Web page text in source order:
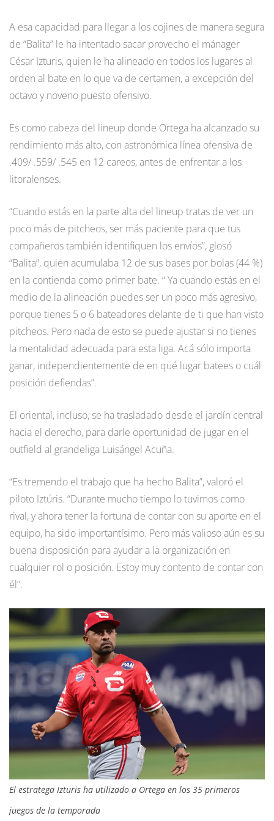
A esa capacidad para llegar a los cojines de manera segura
de “Balita” le ha intentado sacar provecho el mánager
César Izturis, quien le ha alineado en todos los lugares al
orden al bate en lo que va de certamen, a excepción del
octavo y noveno puesto ofensivo.
Es como cabeza del lineup donde Ortega ha alcanzado su
rendimiento más alto, con astronómica línea ofensiva de
.409/ .559/ .545 en 12 careos, antes de enfrentar a los
litoralenses.
“Cuando estás en la parte alta del lineup tratas de ver un
poco más de pitcheos, ser más paciente para que tus
compañeros también identifiquen los envíos”, glosó
“Balita”, quien acumulaba 12 de sus bases por bolas (44 %)
en la contienda como primer bate. “ Ya cuando estás en el
medio de la alineación puedes ser un poco más agresivo,
porque tienes 5 o 6 bateadores delante de ti que han visto
pitcheos. Pero nada de esto se puede ajustar si no tienes
la mentalidad adecuada para esta liga. Acá sólo importa
ganar, independientemente de en qué lugar batees o cuál
posición defiendas”.
El oriental, incluso, se ha trasladado desde el jardín central
hacia el derecho, para darle oportunidad de jugar en el
outfield al grandeliga Luisángel Acuña.
“Es tremendo el trabajo que ha hecho Balita”, valoró el
piloto Iztúris. “Durante mucho tiempo lo tuvimos como
rival, y ahora tener la fortuna de contar con su aporte en el
equipo, ha sido importantísimo. Pero más valioso aún es su
buena disposición para ayudar a la organización en
cualquier rol o posición. Estoy muy contento de contar con
él”.
El estratega Izturis ha utilizado a Ortega en los 35 primeros
juegos de la temporada